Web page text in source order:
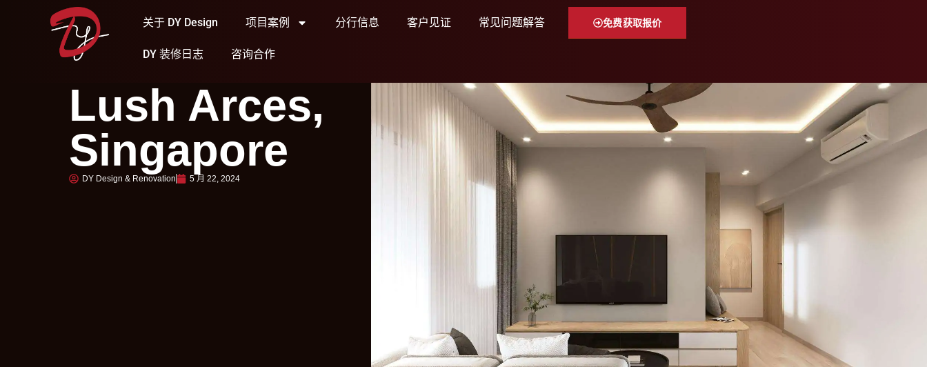
关于 DY Design 项目案例 分行信息 客户见证 常见问题解答
DY 装修日志 咨询合作
免费获取报价
Lush Arces,
Singapore
DY Design & Renovation 5 月 22, 2024